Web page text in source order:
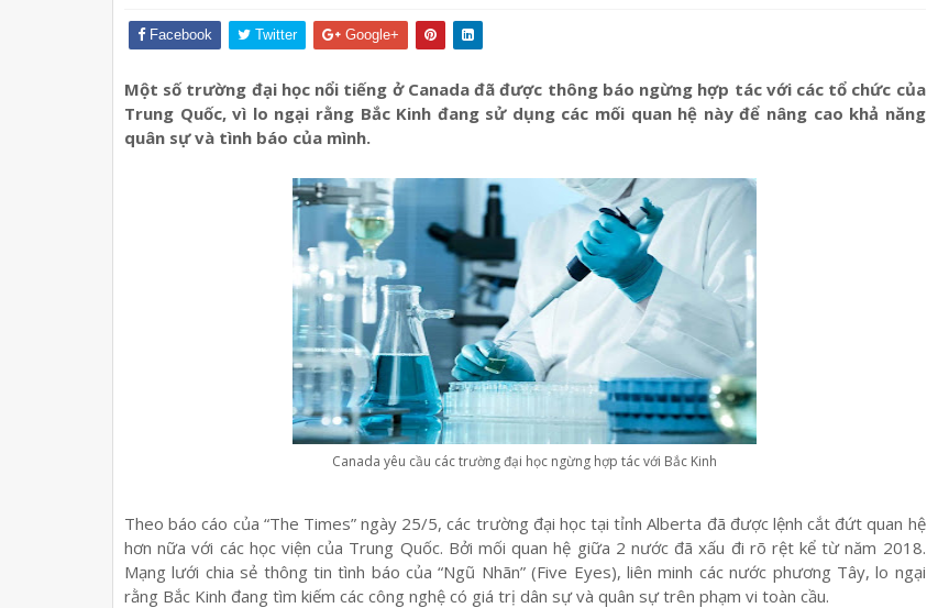
Facebook Twitter Google+
Một số trường đại học nổi tiếng ở Canada đã được thông báo ngừng hợp tác với các tổ chức của
Trung Quốc, vì lo ngại rằng Bắc Kinh đang sử dụng các mối quan hệ này để nâng cao khả năng
quân sự và tình báo của mình.
Canada yêu cầu các trường đại học ngừng hợp tác với Bắc Kinh
Theo báo cáo của “The Times” ngày 25/5, các trường đại học tại tỉnh Alberta đã được lệnh cắt đứt quan hệ
hơn nữa với các học viện của Trung Quốc. Bởi mối quan hệ giữa 2 nước đã xấu đi rõ rệt kể từ năm 2018.
Mạng lưới chia sẻ thông tin tình báo của “Ngũ Nhãn” (Five Eyes), liên minh các nước phương Tây, lo ngại
rằng Bắc Kinh đang tìm kiếm các công nghệ có giá trị dân sự và quân sự trên phạm vi toàn cầu.